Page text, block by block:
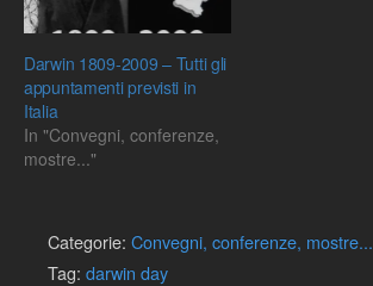
Darwin 1809-2009 – Tutti gli
appuntamenti previsti in
Italia
In "Convegni, conferenze,
mostre..."
Categorie: Convegni, conferenze, mostre...
Tag: darwin day